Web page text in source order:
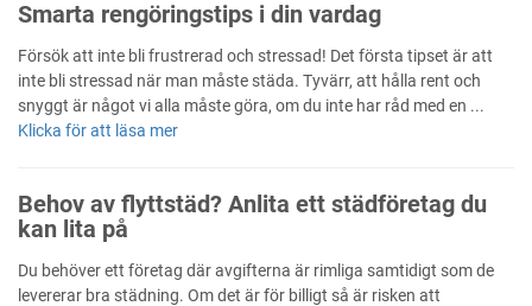
Smarta rengöringstips i din vardag
Försök att inte bli frustrerad och stressad! Det första tipset är att
inte bli stressad när man måste städa. Tyvärr, att hålla rent och
snyggt är något vi alla måste göra, om du inte har råd med en ...
Klicka för att läsa mer
Behov av flyttstäd? Anlita ett städföretag du
kan lita på
Du behöver ett företag där avgifterna är rimliga samtidigt som de
levererar bra städning. Om det är för billigt så är risken att